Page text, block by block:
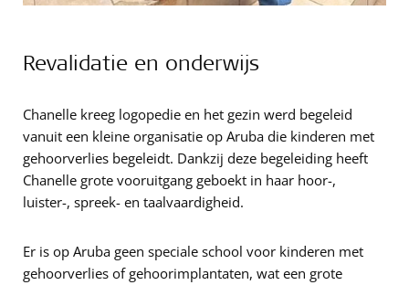
Revalidatie en onderwijs
Chanelle kreeg logopedie en het gezin werd begeleid
vanuit een kleine organisatie op Aruba die kinderen met
gehoorverlies begeleidt. Dankzij deze begeleiding heeft
Chanelle grote vooruitgang geboekt in haar hoor-,
luister-, spreek- en taalvaardigheid.
Er is op Aruba geen speciale school voor kinderen met
gehoorverlies of gehoorimplantaten, wat een grote